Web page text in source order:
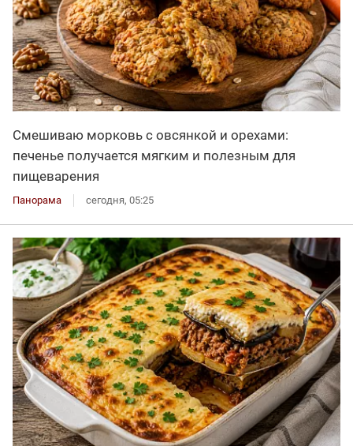
Смешиваю морковь с овсянкой и орехами:
печенье получается мягким и полезным для
пищеварения
Панорама сегодня, 05:25